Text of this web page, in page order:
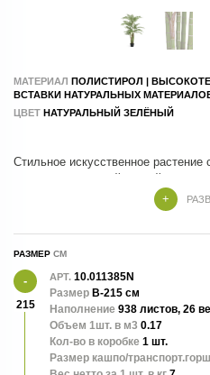
МАТЕРИАЛ ПОЛИСТИРОЛ |
ВСТАВКИ НАТУРАЛЬНЫХ
ЦВЕТ НАТУРАЛЬНЫЙ ЗЕЛЁНЫЙ
Стильное искусственное
стеблями и пышной кроной из
Реалистичный внешний вид и
пальму эффектным элементом
РАЗМЕР
215
АРТ. 10.011385N
Размер В-215 см
Наполнение 938 листов, 26
Объем 1шт. в м3 0.17
Кол-во в коробке 1 шт.
Размер кашпо/